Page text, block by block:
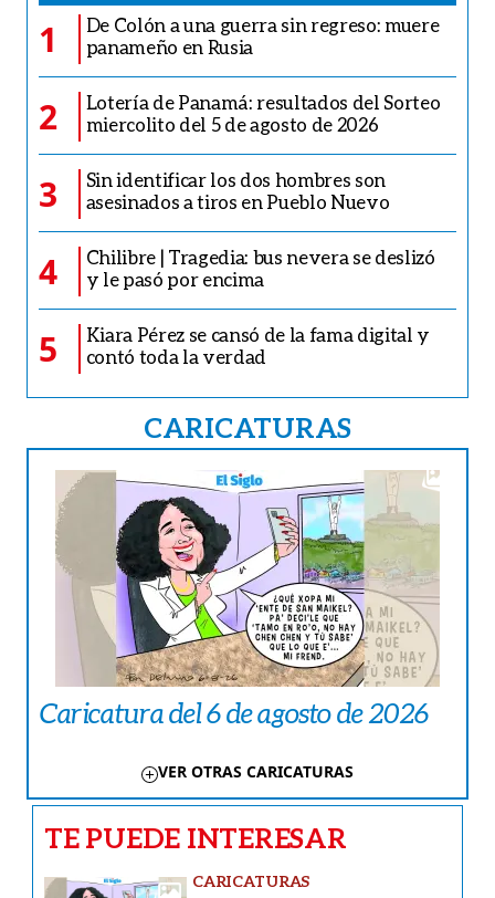
1
De Colón a una guerra sin regreso: muere
panameño en Rusia
2
Lotería de Panamá: resultados del Sorteo
miercolito del 5 de agosto de 2026
3
Sin identificar los dos hombres son
asesinados a tiros en Pueblo Nuevo
4
Chilibre | Tragedia: bus nevera se deslizó
y le pasó por encima
5
Kiara Pérez se cansó de la fama digital y
contó toda la verdad
CARICATURAS
Caricatura del 6 de agosto de 2026
VER OTRAS CARICATURAS
TE PUEDE INTERESAR
CARICATURAS